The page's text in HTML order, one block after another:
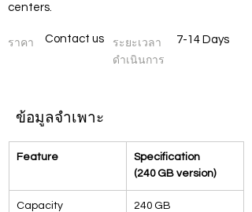
centers.
ราคา Contact us
ระยะเวลา
ดำเนินการ
7-14 Days
ข้อมูลจำเพาะ
Feature
Specification
(240 GB version)
Capacity 240 GB